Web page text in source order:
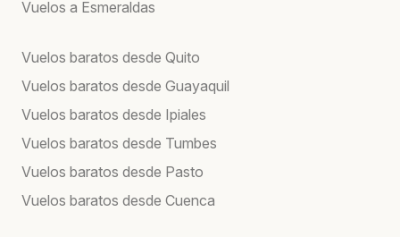
Vuelos a Esmeraldas
Vuelos baratos desde Quito
Vuelos baratos desde Guayaquil
Vuelos baratos desde Ipiales
Vuelos baratos desde Tumbes
Vuelos baratos desde Pasto
Vuelos baratos desde Cuenca